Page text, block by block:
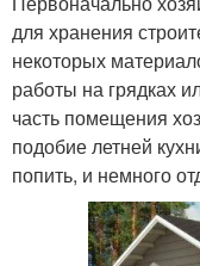
для хранения
некоторых
работы на грядках
часть помещения
подобие летней
попить, и немного